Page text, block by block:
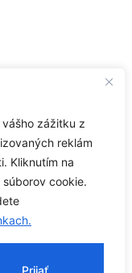
zážitku z
reklám
Kliknutím na
cookie.
Prijať
čo majú
prijať riziko a
schopností“